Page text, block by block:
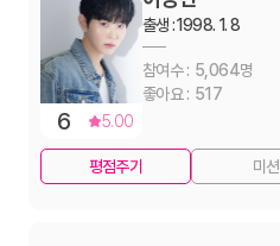
6 5.00
출생 :1998. 1. 8
5,064
517
평점주기 미션